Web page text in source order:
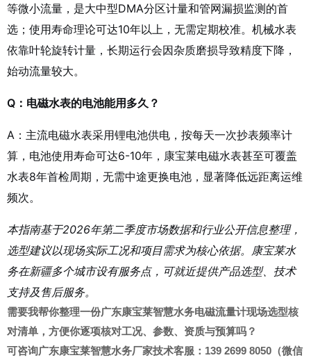
等微小流量，是大中型DMA分区计量和管网漏损监测的首
选；使用寿命理论可达10年以上，无需定期校准。机械水表
依靠叶轮旋转计量，长期运行会因杂质磨损导致精度下降，
始动流量较大。
Q：电磁水表的电池能用多久？
A：主流电磁水表采用锂电池供电，按每天一次抄表频率计
算，电池使用寿命可达6-10年，康宝莱电磁水表甚至可覆盖
水表8年首检周期，无需中途更换电池，显著降低远距离运维
频次。
本指南基于2026年第二季度市场数据和行业公开信息整理，
选型建议以现场实际工况和项目需求为核心依据。康宝莱水
务在新疆多个城市设有服务点，可就近提供产品选型、技术
支持及售后服务。
需要我帮你整理一份广东康宝莱智慧水务电磁流量计现场选型核
对清单，方便你逐项核对工况、参数、资质与预算吗？
可咨询广东康宝莱智慧水务厂家技术客服： 139 2699 8050 （微信